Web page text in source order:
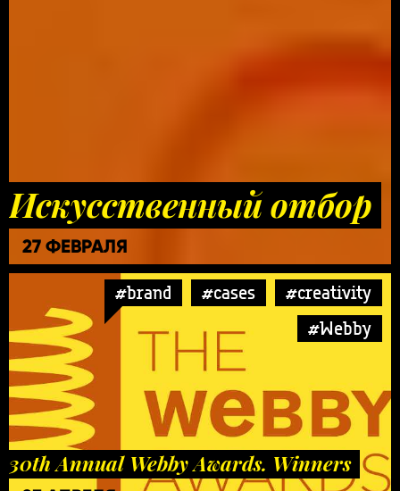
Искусственный отбор
27 ФЕВРАЛЯ
#brand #cases
#creativity
#Webby
30th Annual Webby Awards. Winners